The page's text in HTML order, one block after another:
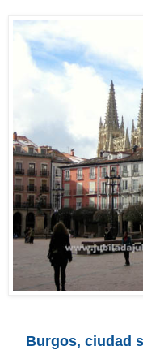
Burgos, ciudad